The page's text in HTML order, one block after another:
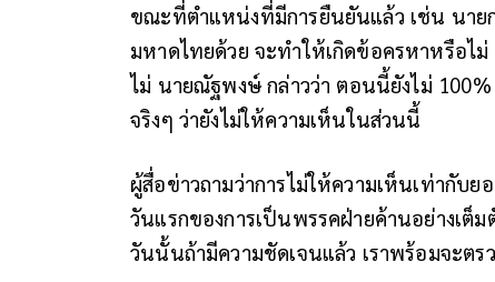
ขณะที่ตำแหน่งที่มีการยืนยันแล้ว เช่น นาย
มหาดไทยด้วย จะทำให้เกิดข้อครหาหรือ
ไม่ นายณัฐพงษ์ กล่าวว่า ตอนนี้ยังไม่
จริงๆ ว่ายังไม่ให้ความเห็นในส่วนนี้
ผู้สื่อข่าวถามว่าการไม่ให้ความเห็นเท่ากับ
วันแรกของการเป็นพรรคฝ่ายค้านอย่างเต็
วันนั้นถ้ามีความชัดเจนแล้ว เราพร้อมจะต